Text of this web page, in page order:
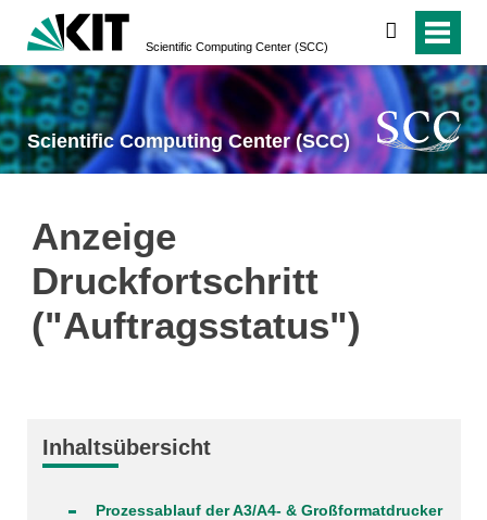
Scientific Computing Center (SCC)
suchen
Scientific Computing Center (SCC)
Anzeige
Druckfortschritt
("Auftragsstatus")
Inhaltsübersicht
Prozessablauf der A3/A4- & Großformatdrucker